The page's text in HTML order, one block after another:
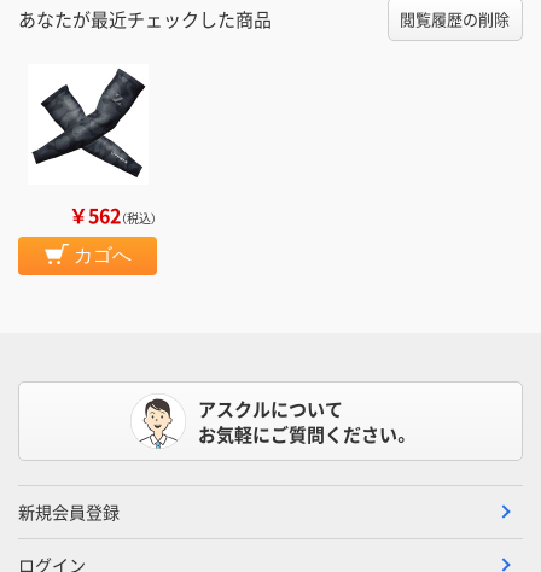
あなたが最近チェックした商品 閲覧履歴の削除
￥562（税込）
カゴへ
アスクルについて
お気軽にご質問ください。
新規会員登録
ログイン